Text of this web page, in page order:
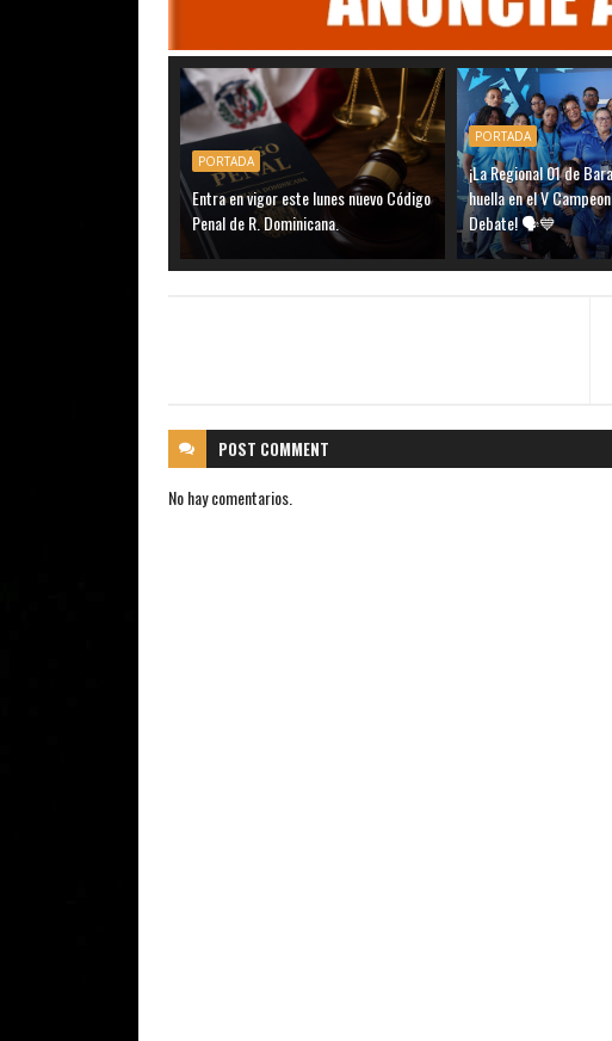
PORTADA
Entra en vigor este lunes nuevo Código
Penal de R. Dominicana.
PORTADA
¡La Regional 01 de
huella en el V
Debate! 🗣️💙
POST COMMENT
No hay comentarios.